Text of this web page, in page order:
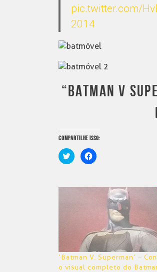
pic.twitter.com/
2014
“BATMAN V
COMPARTILHE ISSO:
Clique
para
em
Clique
para
em
janela)
‘Batman V. Superman’ –
o visual completo do